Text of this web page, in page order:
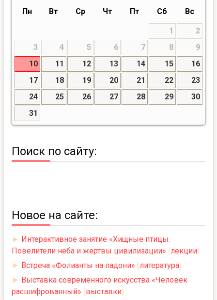
Пн Вт Ср Чт Пт Сб Вс
1
2
3
4 5 6 7 8
9
10
11 12 13 14 15
16
17
18 19 20 21 22
23
24
25 26 27 28 29
30
31
Поиск по сайту:
Новое на сайте:
► Интерактивное занятие «Хищные птицы.
Повелители неба и жертвы цивилизации» (лекции)
► Встреча «Фолианты на ладони» (литература)
► Выставка современного искусства «Человек
расшифрованный» (выставки)